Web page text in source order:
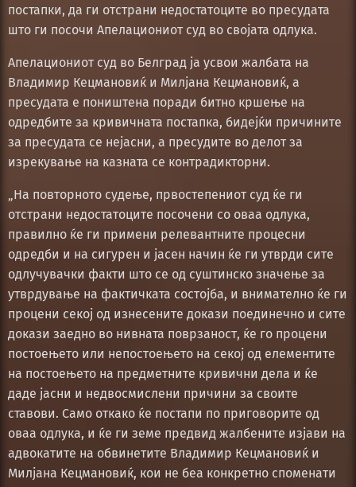
постапки, да ги отстрани недостатоците во пресудата
што ги посочи Апелациониот суд во својата одлука.
Апелациониот суд во Белград ја усвои жалбата на
Владимир Кецмановиќ и Милјана Кецмановиќ, а
пресудата е поништена поради битно кршење на
одредбите за кривичната постапка, бидејќи причините
за пресудата се нејасни, а пресудите во делот за
изрекување на казната се контрадикторни.
„На повторното судење, првостепениот суд ќе ги
отстрани недостатоците посочени со оваа одлука,
правилно ќе ги примени релевантните процесни
одредби и на сигурен и јасен начин ќе ги утврди сите
одлучувачки факти што се од суштинско значење за
утврдување на фактичката состојба, и внимателно ќе ги
процени секој од изнесените докази поединечно и сите
докази заедно во нивната поврзаност, ќе го процени
постоењето или непостоењето на секој од елементите
на постоењето на предметните кривични дела и ќе
даде јасни и недвосмислени причини за своите
ставови. Само откако ќе постапи по приговорите од
оваа одлука, и ќе ги земе предвид жалбените изјави на
адвокатите на обвинетите Владимир Кецмановиќ и
Милјана Кецмановиќ, кои не беа конкретно споменати